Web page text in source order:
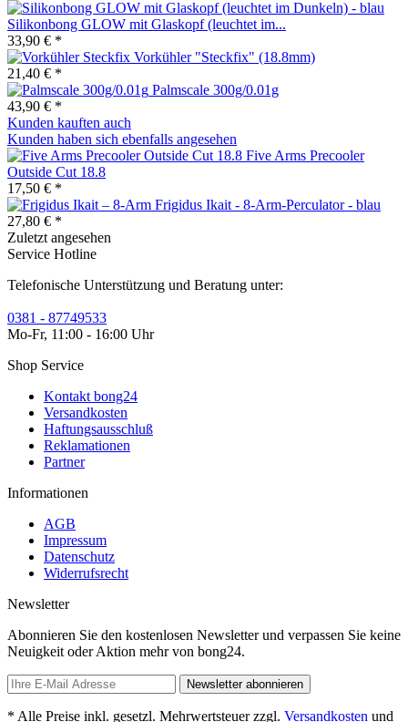
Silikonbong GLOW mit Glaskopf (leuchtet im...
33,90 € *
Vorkühler "Steckfix" (18.8mm)
21,40 € *
Palmscale 300g/0.01g
43,90 € *
Kunden kauften auch
Kunden haben sich ebenfalls angesehen
Five Arms Precooler
Outside Cut 18.8
17,50 € *
Frigidus Ikait - 8-Arm-Perculator - blau
27,80 € *
Zuletzt angesehen
Service Hotline
Telefonische Unterstützung und Beratung unter:
0381 - 87749533
Mo-Fr, 11:00 - 16:00 Uhr
Shop Service
Kontakt bong24
Versandkosten
Haftungsausschluß
Reklamationen
Partner
Informationen
AGB
Impressum
Datenschutz
Widerrufsrecht
Newsletter
Abonnieren Sie den kostenlosen Newsletter und verpassen Sie keine
Neuigkeit oder Aktion mehr von bong24.
Newsletter abonnieren
* Alle Preise inkl. gesetzl. Mehrwertsteuer zzgl. Versandkosten und